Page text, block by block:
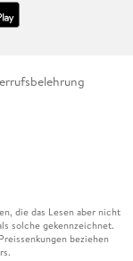
die das Lesen aber nicht
solche gekennzeichnet.
beziehen